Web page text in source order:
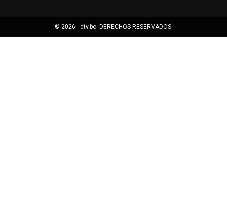
© 2026 - dtv.bo. DERECHOS RESERVADOS.